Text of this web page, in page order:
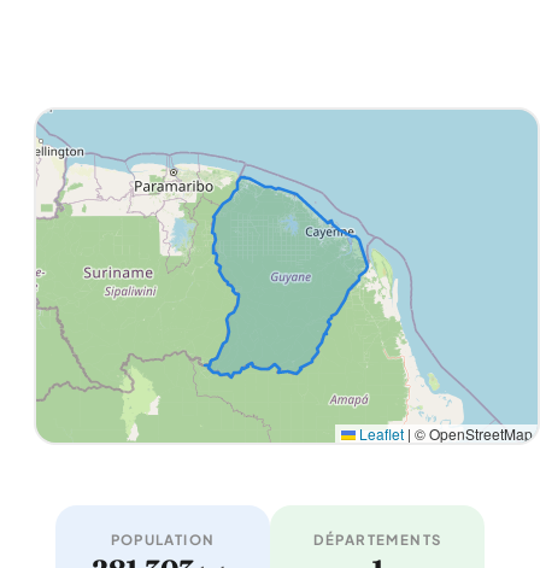
Leaflet | © OpenStreetMap
POPULATION DÉPARTEMENTS